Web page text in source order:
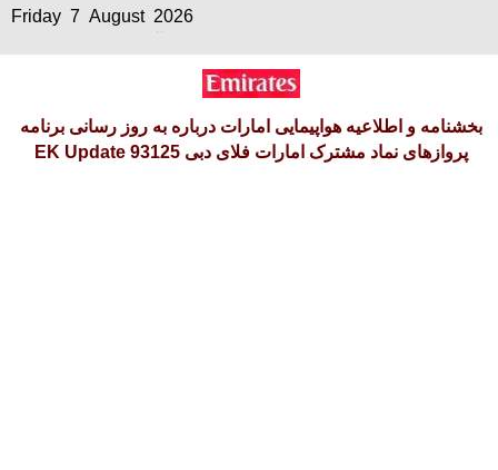
Friday 7 August 2026
بخشنامه و اطلاعیه هواپیمایی امارات درباره به روز رسانی برنامه
پروازهای نماد مشترک امارات فلای دبی EK Update 93125